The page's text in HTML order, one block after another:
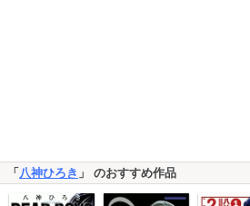
「 八神ひろき 」 のおすすめ作品